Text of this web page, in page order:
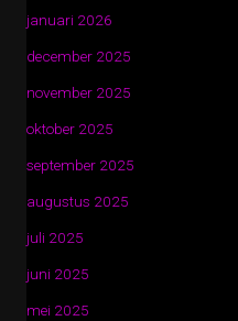
januari 2026
december 2025
november 2025
oktober 2025
september 2025
augustus 2025
juli 2025
juni 2025
mei 2025